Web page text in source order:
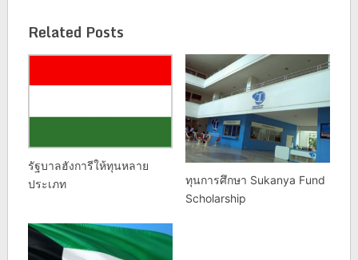
Related Posts
รัฐบาลฮังการีให้ทุนหลาย
ประเภท
ทุนการศึกษา Sukanya Fund
Scholarship